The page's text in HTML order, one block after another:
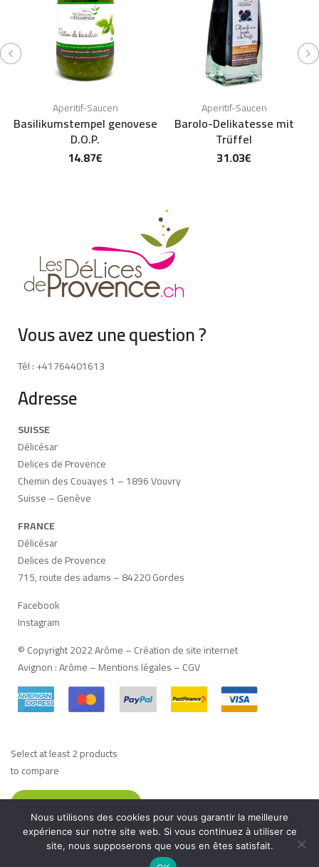
Aperitif-Saucen
Basilikumstempel genovese
D.O.P.
14.87€
Aperitif-Saucen
Barolo-Delikatesse mit
Trüffel
31.03€
Vous avez une question ?
Tél : +41764401613
Adresse
SUISSE
Délicésar
Delices de Provence
Chemin des Couayes 1 – 1896 Vouvry
Suisse – Genève
FRANCE
Délicésar
Delices de Provence
715, route des adams – 84220 Gordes
Facebook
Instagram
© Copyright 2022 Arôme –Création de site internet
Avignon:Arôme–Mentions légales–CGV
Select at least 2 products
to compare
VIEW COMPARISON
Français(Französisch) Deutsch Italiano(Italienisch
English(Englisch)
Nous utilisons des cookies pour vous garantir la meilleure
expérience sur notre site web. Si vous continuez à utiliser ce
site, nous supposerons que vous en êtes satisfait.